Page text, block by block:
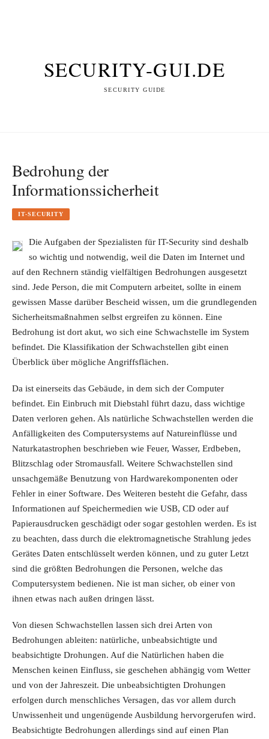
SECURITY-GUI.DE
SECURITY GUIDE
Bedrohung der
Informationssicherheit
IT-SECURITY
Die Aufgaben der Spezialisten für IT-Security sind deshalb
so wichtig und notwendig, weil die Daten im Internet und
auf den Rechnern ständig vielfältigen Bedrohungen ausgesetzt
sind. Jede Person, die mit Computern arbeitet, sollte in einem
gewissen Masse darüber Bescheid wissen, um die grundlegenden
Sicherheitsmaßnahmen selbst ergreifen zu können. Eine
Bedrohung ist dort akut, wo sich eine Schwachstelle im System
befindet. Die Klassifikation der Schwachstellen gibt einen
Überblick über mögliche Angriffsflächen.
Da ist einerseits das Gebäude, in dem sich der Computer
befindet. Ein Einbruch mit Diebstahl führt dazu, dass wichtige
Daten verloren gehen. Als natürliche Schwachstellen werden die
Anfälligkeiten des Computersystems auf Natureinflüsse und
Naturkatastrophen beschrieben wie Feuer, Wasser, Erdbeben,
Blitzschlag oder Stromausfall. Weitere Schwachstellen sind
unsachgemäße Benutzung von Hardwarekomponenten oder
Fehler in einer Software. Des Weiteren besteht die Gefahr, dass
Informationen auf Speichermedien wie USB, CD oder auf
Papierausdrucken geschädigt oder sogar gestohlen werden. Es ist
zu beachten, dass durch die elektromagnetische Strahlung jedes
Gerätes Daten entschlüsselt werden können, und zu guter Letzt
sind die größten Bedrohungen die Personen, welche das
Computersystem bedienen. Nie ist man sicher, ob einer von
ihnen etwas nach außen dringen lässt.
Von diesen Schwachstellen lassen sich drei Arten von
Bedrohungen ableiten: natürliche, unbeabsichtigte und
beabsichtigte Drohungen. Auf die Natürlichen haben die
Menschen keinen Einfluss, sie geschehen abhängig vom Wetter
und von der Jahreszeit. Die unbeabsichtigten Drohungen
erfolgen durch menschliches Versagen, das vor allem durch
Unwissenheit und ungenügende Ausbildung hervorgerufen wird.
Beabsichtigte Bedrohungen allerdings sind auf einen Plan